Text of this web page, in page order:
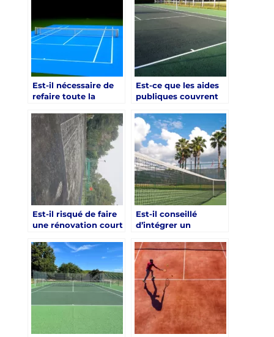
10 ans ?
Est-il nécessaire de
refaire toute la
rénovation court de
tennis à Hyères ?
Est-ce que les aides
publiques couvrent
de tennis à Hyères
pour un club privé ?
Est-il risqué de faire
une rénovation court
plein été ?
Est-il conseillé
d’intégrer un
pendant une
rénovation d’un
court de tennis à
Hyères ?